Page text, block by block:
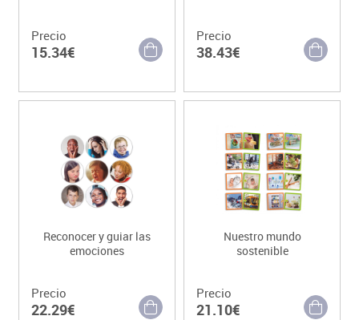
Precio
15.34€
Precio
38.43€
Reconocer y guiar las
emociones
Precio
22.29€
Nuestro mundo
sostenible
Precio
21.10€